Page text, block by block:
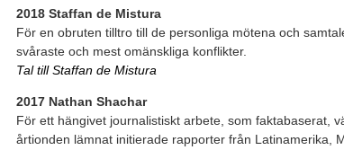
2018 Staffan de Mistura
För en obruten tilltro till de personliga mötena och
svåraste och mest omänskliga konflikter.
Tal till Staffan de Mistura
2017 Nathan Shachar
För ett hängivet journalistiskt arbete, som faktabaserat,
årtionden lämnat initierade rapporter från Latinamerika,